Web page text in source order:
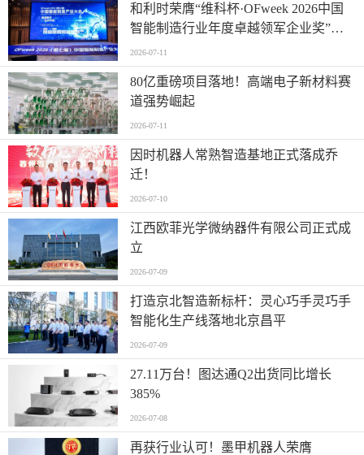
和利时荣膺“维科杯·OFweek 2026中国
智能制造行业年度卓越领军企业奖”，
以自主创新实力引领智造新浪潮
2026-07-11
80亿重磅项目落地！高端电子新材料赛
道强势崛起
2026-07-11
因时机器人常熟智造基地正式落成乔
迁！
2026-07-10
江西欧菲光学微纳器件有限公司正式成
立
2026-07-09
打造京北智造新标杆：灵心巧手灵巧手
智能化生产线落地北京昌平
2026-07-09
27.11万台！图达通Q2出货同比增长
385%
2026-07-08
再获行业认可！墨甲机器人荣膺